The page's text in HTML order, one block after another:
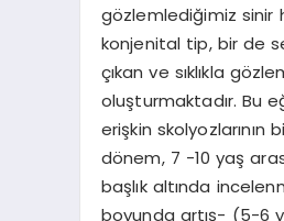
gözlemlediğimiz sinir
konjenital tip, bir de
çıkan ve sıklıkla
oluşturmaktadır. Bu
erişkin skolyozlarının
dönem, 7 -10 yaş
başlık altında
boyunda artış- (5-6